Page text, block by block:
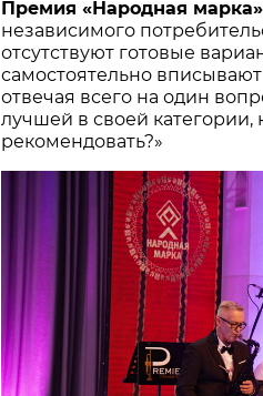
Премия «Народная марка»
независимого
отсутствуют готовые
самостоятельно
отвечая всего на один
лучшей в своей категории,
рекомендовать?»